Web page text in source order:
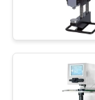
POLICY